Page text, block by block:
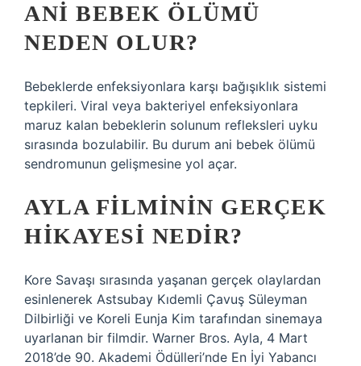
ANI BEBEK ÖLÜMÜ
NEDEN OLUR?
Bebeklerde enfeksiyonlara karşı bağışıklık sistemi
tepkileri. Viral veya bakteriyel enfeksiyonlara
maruz kalan bebeklerin solunum refleksleri uyku
sırasında bozulabilir. Bu durum ani bebek ölümü
sendromunun gelişmesine yol açar.
AYLA FILMININ GERÇEK
HIKAYESI NEDIR?
Kore Savaşı sırasında yaşanan gerçek olaylardan
esinlenerek Astsubay Kıdemli Çavuş Süleyman
Dilbirliği ve Koreli Eunja Kim tarafından sinemaya
uyarlanan bir filmdir. Warner Bros. Ayla, 4 Mart
2018’de 90. Akademi Ödülleri’nde En İyi Yabancı